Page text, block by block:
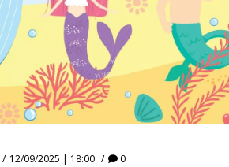
12/09/2025 | 18:00 0